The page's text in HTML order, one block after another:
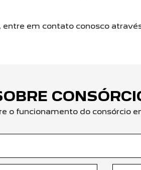
entre em contato conosco
o funcionamento do consórcio